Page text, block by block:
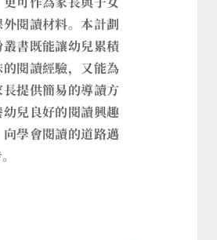
閱讀材料。本計劃
叢書既能讓幼兒累積
閱讀經驗，又能為
提供簡易的導讀方
幼兒良好的閱讀興趣
學會閱讀的道路邁